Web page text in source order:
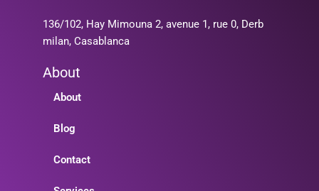
136/102, Hay Mimouna 2, avenue 1, rue 0, Derb
milan, Casablanca
About
About
Blog
Contact